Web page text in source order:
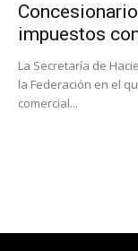
impuestos
La Secretaría de
la Federación en el
comercial...